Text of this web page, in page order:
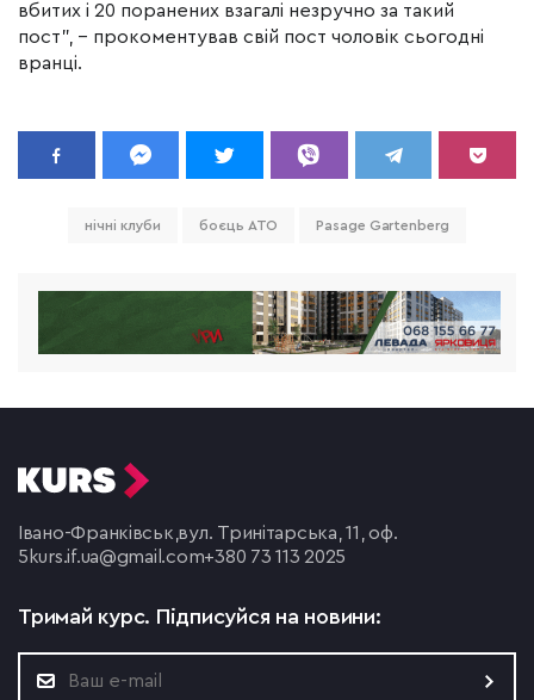
вбитих і 20 поранених взагалі незручно за такий
пост", – прокоментував свій пост чоловік сьогодні
вранці.
нічні клуби боєць АТО Pasage Gartenberg
Івано-Франківськ,вул. Тринітарська, 11, оф.
5 kurs.if.ua@gmail.com+380 73 113 2025
Тримай курс. Підписуйся на новини: